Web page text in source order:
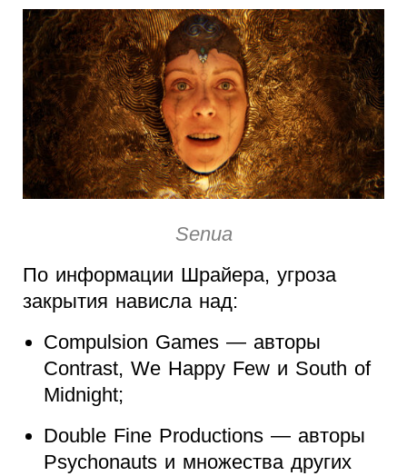
Senua
По информации Шрайера, угроза
закрытия нависла над:
Compulsion Games — авторы
Contrast, We Happy Few и South of
Midnight;
Double Fine Productions — авторы
Psychonauts и множества других